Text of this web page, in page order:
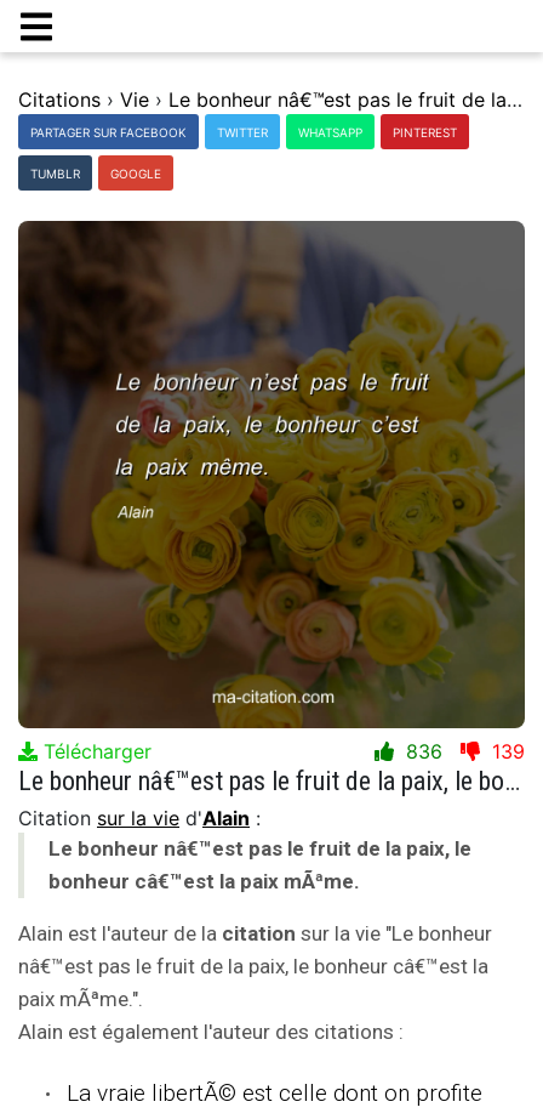
Citations › Vie › Le bonheur nâ€™est pas le fruit de la paix, le bonheur câ€™est la paix mÃªme.
PARTAGER SUR FACEBOOK TWITTER WHATSAPP PINTEREST
TUMBLR GOOGLE
Télécharger 836 139
Le bonheur nâ€™est pas le fruit de la paix, le bonheur câ€™est la paix mÃªme.
Citation sur la vie d'Alain :
Le bonheur nâ€™est pas le fruit de la paix, le
bonheur câ€™est la paix mÃªme.
Alain est l'auteur de la citation sur la vie "Le bonheur
nâ€™est pas le fruit de la paix, le bonheur câ€™est la
paix mÃªme.".
Alain est également l'auteur des citations :
La vraie libertÃ© est celle dont on profite